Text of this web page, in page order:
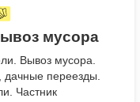
мусора
Вывоз мусора.
переезды.
Частник